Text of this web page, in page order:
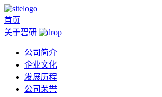
首页
关于碧研
公司简介
企业文化
发展历程
公司荣誉